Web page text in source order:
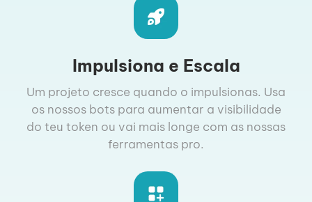
Impulsiona e Escala
Um projeto cresce quando o impulsionas. Usa
os nossos bots para aumentar a visibilidade
do teu token ou vai mais longe com as nossas
ferramentas pro.